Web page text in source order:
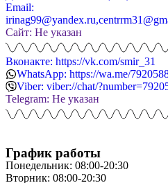
Email:
Сайт: Не указан
Вконакте: https://vk.com/smir_31
WhatsApp: https://wa.me/
Viber: viber://chat/
Telegram: Не указан
График работы
Понедельник: 08:00-20:30
Вторник: 08:00-20:30